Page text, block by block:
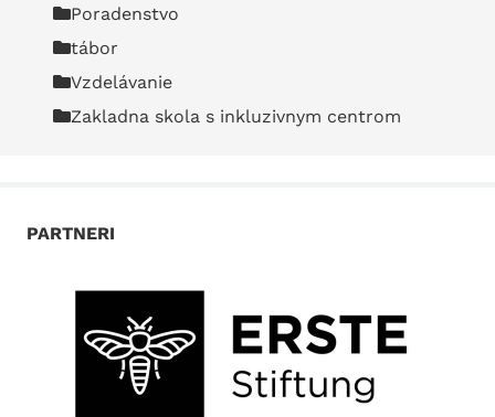
Poradenstvo
tábor
Vzdelávanie
Zakladna skola s inkluzivnym centrom
PARTNERI